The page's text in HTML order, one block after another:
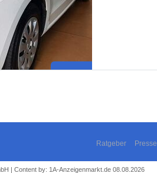
Ratgeber Presse
| Content by: 1A-Anzeigenmarkt.de 08.08.2026